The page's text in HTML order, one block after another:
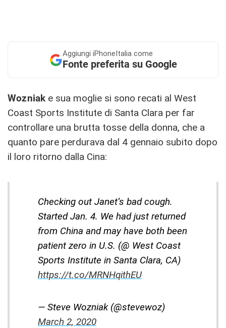
Aggiungi iPhoneItalia come
Fonte preferita su Google
Wozniak e sua moglie si sono recati al West
Coast Sports Institute di Santa Clara per far
controllare una brutta tosse della donna, che a
quanto pare perdurava dal 4 gennaio subito dopo
il loro ritorno dalla Cina:
Checking out Janet’s bad cough.
Started Jan. 4. We had just returned
from China and may have both been
patient zero in U.S. (@ West Coast
Sports Institute in Santa Clara, CA)
https://t.co/MRNHqithEU
— Steve Wozniak (@stevewoz)
March 2, 2020